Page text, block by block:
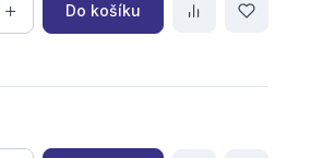
Do košíku